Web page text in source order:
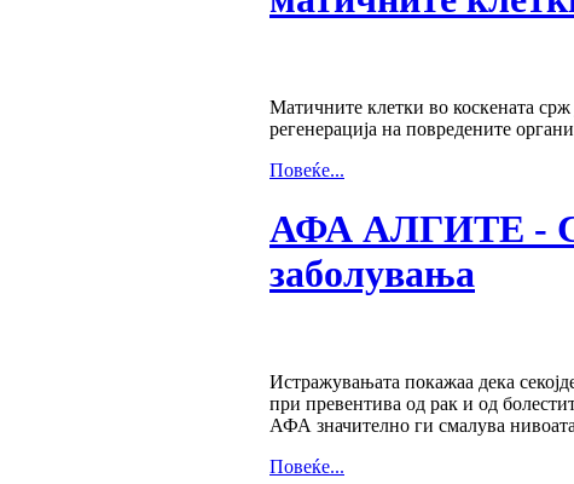
Матичните клетки во коскената срж
регенерација на повредените
Повеќе...
АФА АЛГИТЕ -
заболувања
Истражувањата покажаа дека
при превентива од рак и од
АФА значително ги смалува
Повеќе...